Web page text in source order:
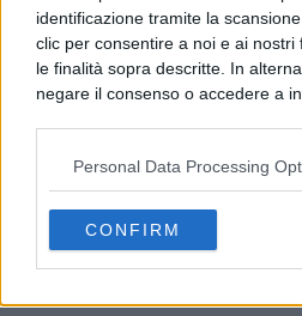
identificazione tramite la
clic per consentire a noi e ai
le finalità sopra descritte. In
negare il consenso o accedere a
possono non richiedere il tuo
opporti a tale trattamento. Le tue
preferenze in qualsiasi momento
consultando la nostrainformativa
Personal Data Processing
CONFIRM
Pozzuoli, servizio
inagibili dopo il sisma